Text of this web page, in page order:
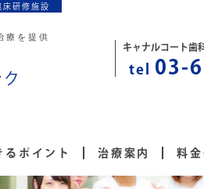
床研修施設
療を提供
キャナルコート
tel 03-
るポイント 治療案内 料金